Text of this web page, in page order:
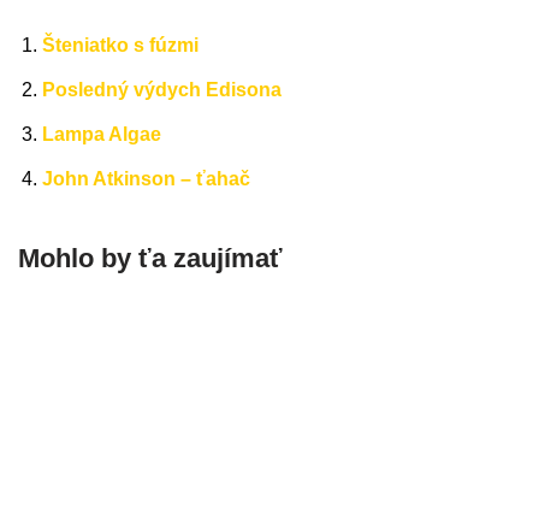
Šteniatko s fúzmi
Posledný výdych Edisona
Lampa Algae
John Atkinson – ťahač
Mohlo by ťa zaujímať